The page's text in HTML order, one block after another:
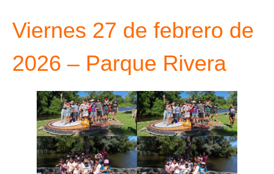
Viernes 27 de febrero de
2026 – Parque Rivera